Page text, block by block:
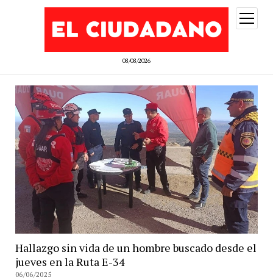
08/08/2026
abrir
menú
Hallazgo sin vida de un hombre buscado desde el
jueves en la Ruta E-34
06/06/2025